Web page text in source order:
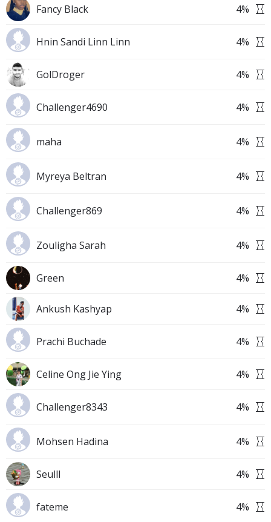
Fancy Black 4%
Hnin Sandi Linn Linn 4%
GolDroger 4%
Challenger4690 4%
maha 4%
Myreya Beltran 4%
Challenger869 4%
Zouligha Sarah 4%
Green 4%
Ankush Kashyap 4%
Prachi Buchade 4%
Celine Ong Jie Ying 4%
Challenger8343 4%
Mohsen Hadina 4%
Seulll 4%
fateme 4%